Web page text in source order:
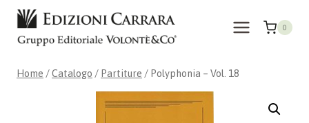
Salta
contenuto
0
Home /Catalogo / Partiture / Polyphonia – Vol. 18